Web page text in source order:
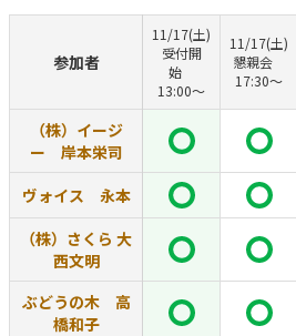
参加者
11/17(土)
受付開
始
13:00〜
11/17(土)
懇親会
17:30〜
（株）イージ
ー 岸本栄司
ヴォイス 永本
（株）さくら 大
西文明
ぶどうの木 高
橋和子